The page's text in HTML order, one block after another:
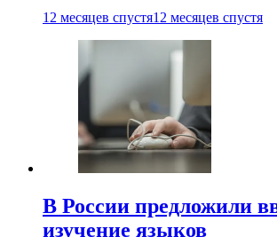
12 месяцев спустя12 месяцев спустя
В России предложили
изучение языков